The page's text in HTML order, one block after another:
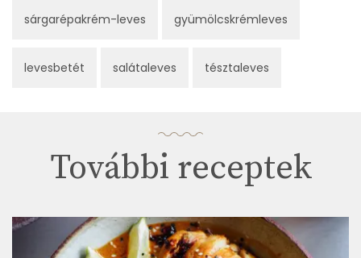
sárgarépakrém-leves gyümölcskrémleves
levesbetét salátaleves tésztaleves
További receptek